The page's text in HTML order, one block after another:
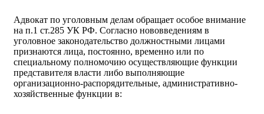
Адвокат по уголовным делам обращает особое внимание
на п.1 ст.285 УК РФ. Согласно нововведениям в
уголовное законодательство должностными лицами
признаются лица, постоянно, временно или по
специальному полномочию осуществляющие функции
представителя власти либо выполняющие
организационно-распорядительные, административно-
хозяйственные функции в: